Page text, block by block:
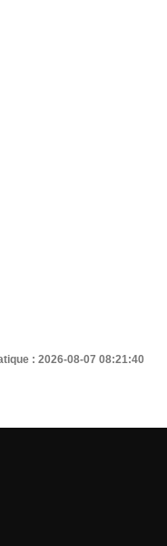
: 2026-08-07 08:21:40